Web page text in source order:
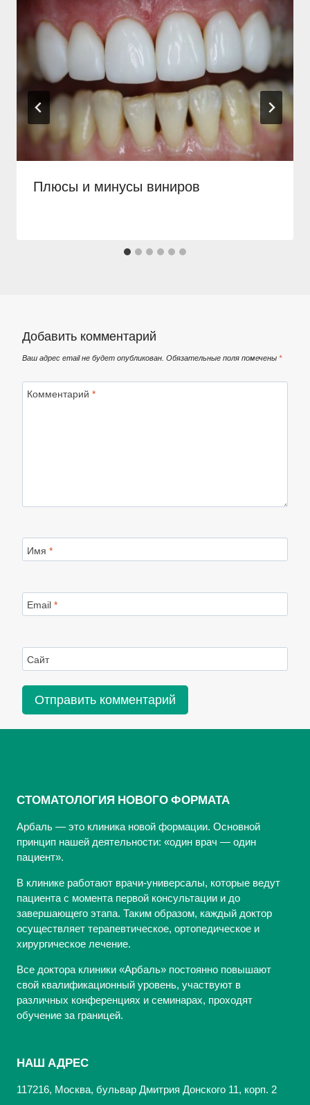
Плюсы и минусы виниров
Добавить комментарий
Ваш адрес email не будет опубликован. Обязательные поля помечены *
Комментарий *
Имя *
Email *
Сайт
СТОМАТОЛОГИЯ НОВОГО ФОРМАТА
Арбаль — это клиника новой формации. Основной
принцип нашей деятельности: «один врач — один
пациент».
В клинике работают врачи-универсалы, которые ведут
пациента с момента первой консультации и до
завершающего этапа. Таким образом, каждый доктор
осуществляет терапевтическое, ортопедическое и
хирургическое лечение.
Все доктора клиники «Арбаль» постоянно повышают
свой квалификационный уровень, участвуют в
различных конференциях и семинарах, проходят
обучение за границей.
НАШ АДРЕС
117216, Москва, бульвар Дмитрия Донского 11, корп. 2